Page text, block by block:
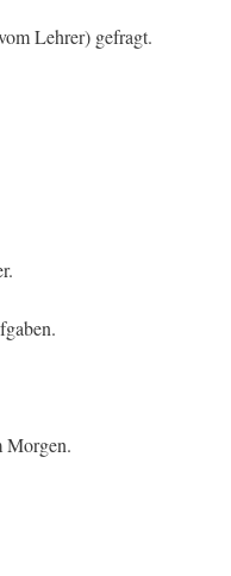
Lehrer) gefragt.
Morgen.